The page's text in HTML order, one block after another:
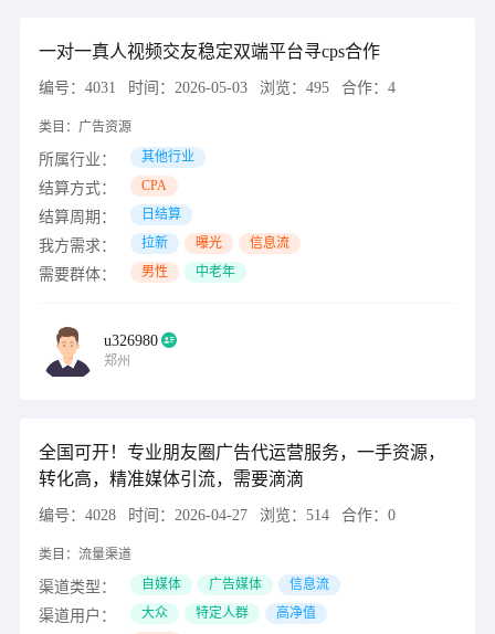
一对一真人视频交友稳定双端平台寻cps合作
编号： 4031 时间： 2026-05-03 浏览： 495 合作： 4
类目： 广告资源
所属行业： 其他行业
结算方式： CPA
结算周期： 日结算
我方需求： 拉新 曝光 信息流
需要群体： 男性 中老年
u326980
郑州
全国可开！专业朋友圈广告代运营服务，一手资源，
转化高，精准媒体引流，需要滴滴
编号： 4028 时间： 2026-04-27 浏览： 514 合作： 0
类目： 流量渠道
渠道类型： 自媒体 广告媒体 信息流
渠道用户： 大众 特定人群 高净值